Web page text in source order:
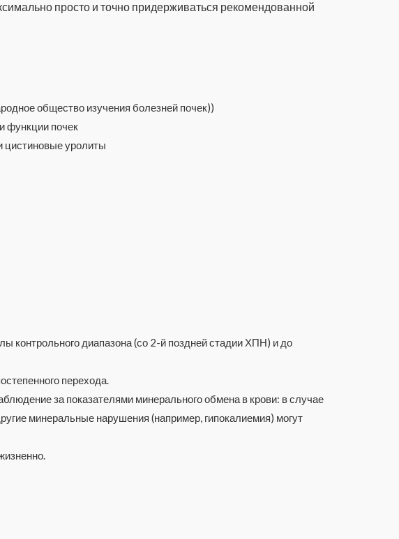
просто и точно придерживаться рекомендованной
общество изучения болезней почек))
функции почек
цистиновые уролиты
контрольного диапазона (со 2-й поздней стадии ХПН) и до
перехода.
за показателями минерального обмена в крови: в случае
минеральные нарушения (например, гипокалиемия) могут